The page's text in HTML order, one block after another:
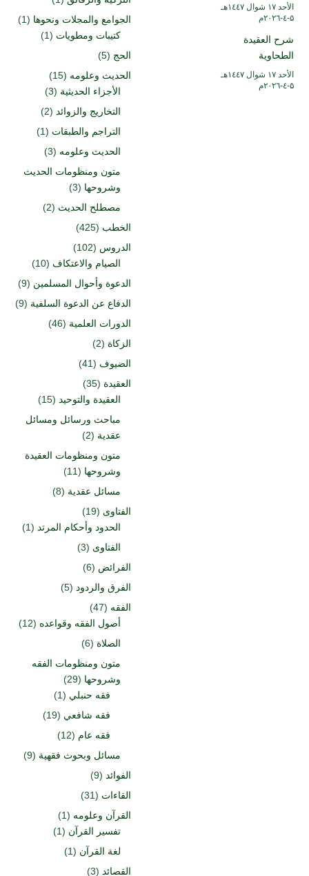
الأحد ۱۷ شوال ۱٤٤۷هـ
۵-٤-۲۰۲٦م
شرح العقيدة
الطحاوية
الأحد ۱۷ شوال ۱٤٤۷هـ
۵-٤-۲۰۲٦م
الجوامع والمجلات ونحوها (1)
كتيبات ومطويات (1)
الحج (5)
الحديث وعلومه (15)
الأجزاء الحديثية (3)
التخاريج والزوائد (2)
التراجم والطبقات (1)
الحديث وعلومه (3)
متون ومنظومات الحديث
وشروحها (3)
مصطلح الحديث (2)
الخطب (425)
الدروس (102)
الصيام والاعتكاف (10)
الدعوة وأحوال المسلمين (9)
الدفاع عن الدعوة السلفية (9)
الدورات العلمية (46)
الزكاة (2)
الضيوف (41)
العقيدة (35)
العقيدة والتوحيد (15)
مباحث ورسائل ومسائل
عقدية (2)
متون ومنظومات العقيدة
وشروحها (11)
مسائل عقدية (8)
الفتاوى (19)
الحدود وأحكام المرتد (1)
الفتاوى (3)
الفرائض (6)
الفرق والردود (5)
الفقه (47)
أصول الفقه وقواعده (12)
الصلاة (6)
متون ومنظومات الفقه
وشروحها (29)
فقه حنبلي (1)
فقه شافعي (19)
فقه عام (12)
مسائل وبحوث فقهية (9)
الفوائد (9)
القاءات (31)
القرآن وعلومه (1)
تفسير القرآن (1)
لغة القرآن (1)
القصائد (3)